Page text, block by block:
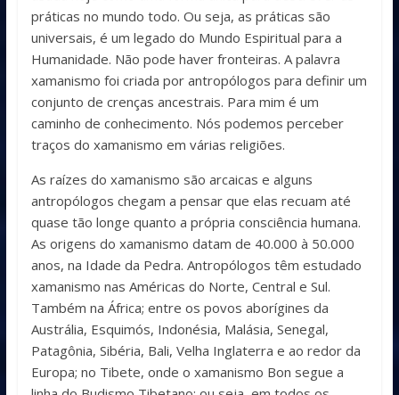
práticas no mundo todo. Ou seja, as práticas são
universais, é um legado do Mundo Espiritual para a
Humanidade. Não pode haver fronteiras. A palavra
xamanismo foi criada por antropólogos para definir um
conjunto de crenças ancestrais. Para mim é um
caminho de conhecimento. Nós podemos perceber
traços do xamanismo em várias religiões.
As raízes do xamanismo são arcaicas e alguns
antropólogos chegam a pensar que elas recuam até
quase tão longe quanto a própria consciência humana.
As origens do xamanismo datam de 40.000 à 50.000
anos, na Idade da Pedra. Antropólogos têm estudado
xamanismo nas Américas do Norte, Central e Sul.
Também na África; entre os povos aborígines da
Austrália, Esquimós, Indonésia, Malásia, Senegal,
Patagônia, Sibéria, Bali, Velha Inglaterra e ao redor da
Europa; no Tibete, onde o xamanismo Bon segue a